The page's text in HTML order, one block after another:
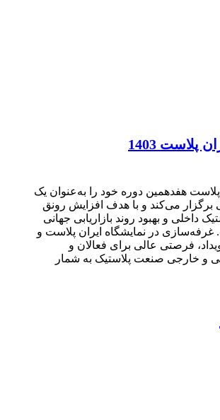
پلاست 1403
پلاست هفدهمین دوره خود را به‌عنوان یک
برگزار می‌کند و با هدف افزایش رونق
داخلی و بهبود روند بازاریابی جهانی
غرفه‌سازی در نمایشگاه ایران پلاست و
فرصتی عالی برای فعالان و
و خارجی صنعت پلاستیک به شمار